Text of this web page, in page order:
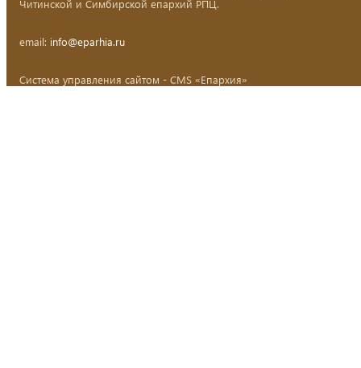
Читинской и Симбирской епархий РПЦ.
email: info@eparhia.ru
Система управления сайтом - CMS «Епархия»